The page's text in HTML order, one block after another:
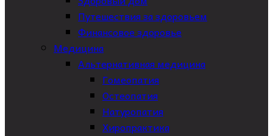
Путешествия за здоровьем
Финансовое здоровье
Медицина
Альтернативная медицина
Гомеопатия
Остеопатия
Натуропатия
Хиропрактика